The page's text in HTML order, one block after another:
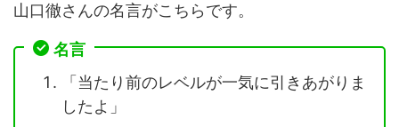
山口徹さんの名言がこちらです。
名言
「当たり前のレベルが一気に引きあがりま
したよ」